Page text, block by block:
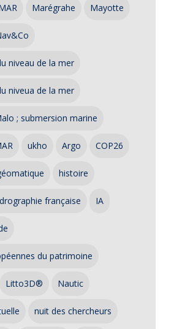
Marégrahe Mayotte
niveau de la mer
niveua de la mer
; submersion marine
ukho Argo COP26
histoire
française IA
du patrimoine
Litto3D® Nautic
nuit des chercheurs